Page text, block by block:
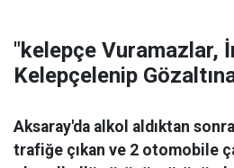
"kelepçe Vuramazlar,
Kelepçelenip
Aksaray'da alkol aldıktan
trafiğe çıkan ve 2 otomobile